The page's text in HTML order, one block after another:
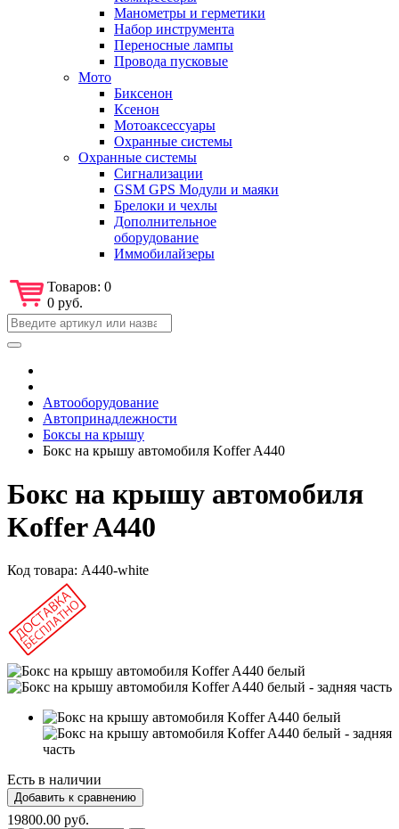
Манометры и герметики
Набор инструмента
Переносные лампы
Провода пусковые
Мото
Биксенон
Ксенон
Мотоаксессуары
Охранные системы
Охранные системы
Сигнализации
GSM GPS Модули и маяки
Брелоки и чехлы
Дополнительное
оборудование
Иммобилайзеры
Товаров: 0
0 руб.
Автооборудование
Автопринадлежности
Боксы на крышу
Бокс на крышу автомобиля Koffer A440
Бокс на крышу автомобиля
Koffer A440
Код товара: A440-white
Есть в наличии
19800.00 руб.